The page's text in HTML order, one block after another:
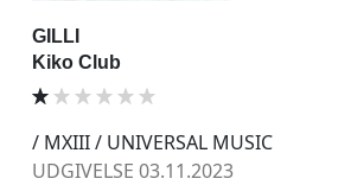
GILLI
Kiko Club
/ MXIII / UNIVERSAL MUSIC
UDGIVELSE 03.11.2023